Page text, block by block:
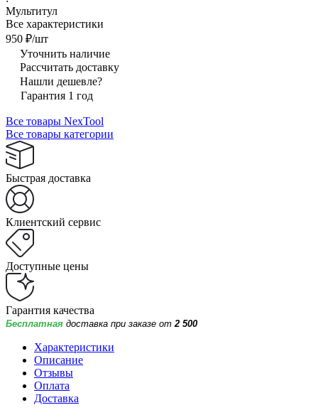
Мультитул
Все характеристики
950 ₽/шт
Уточнить наличие
Рассчитать доставку
Нашли дешевле?
Гарантия 1 год
Все товары NexTool
Все товары категории
Быстрая доставка
Клиентский сервис
Доступные цены
Гарантия качества
Бесплатная доставка при заказе от 2 500
Характеристики
Описание
Отзывы
Оплата
Доставка